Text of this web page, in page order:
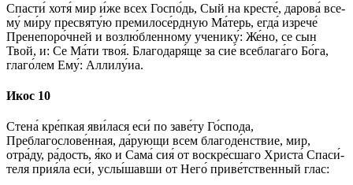
Спас­ти́ хо­тя́ мир и́же всех Гос­по́дь, Сый на кре­сте́, да­ро­ва́ все­
му́ ми́­ру пресвяту́ю премилосе́рдную Ма́­терь, ег­да́ изрече́
Пренепоро́чней и возлю́бленному ученику́: Же́но, се сын
Твой, и: Се Ма́­ти твоя́. Бла­го­да­ря́­ще за сие́ всеблага́го Бо́­га,
гла­го́­лем Ему́: Алли­лу́иа.
Икос 10
Сте­на́ кре́п­кая яви́­ла­ся еси́ по заве́ту Го́с­по­да,
Преблагослове́нная, да́­рую­щи всем благоде́нствие, мир,
отра́ду, ра́­дость, я́ко и Сама́ сия́ от воскре́сшаго Хри­ста́ Спа­си́­
те­ля прия́ла еси́, услы́шавши от Не­го́ приве́тственный глас: